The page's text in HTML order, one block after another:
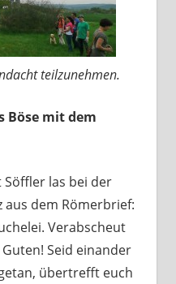
teilzunehmen.
Böse mit dem
las bei der
aus dem Römerbrief:
Verabscheut
Seid einander
übertrefft euch